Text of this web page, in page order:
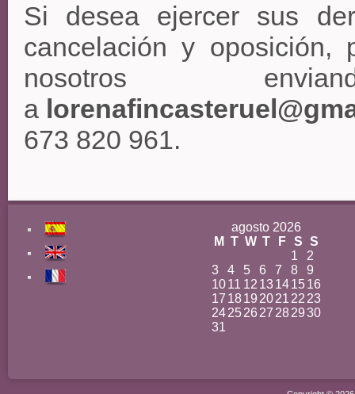
Si desea ejercer sus
cancelación y oposición,
nosotros
a
673 820 961.
agosto 2026
M T W T F S S
1
2
3
4 5 6 7 8
9
1011 12 13141516
17 1819 2021 22 23
24252627 282930
31